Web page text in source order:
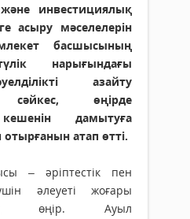
инвестициялық
асыру мәселелерін
басшысының
нарығындағы
азайту
сәйкес, өңірде
кешенін дамытуға
атап өтті.
– әріптестік пен
әлеуеті жоғары
өңір. Ауыл